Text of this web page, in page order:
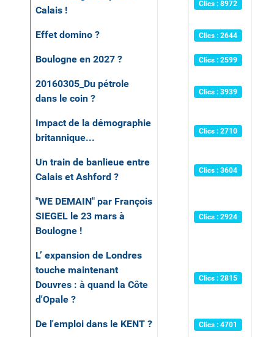
Calais !
Clics : 8972
Effet domino ? Clics : 2644
Boulogne en 2027 ? Clics : 2599
20160305_Du pétrole
dans le coin ?
Clics : 3939
Impact de la démographie
britannique...
Clics : 2710
Un train de banlieue entre
Calais et Ashford ?
Clics : 3604
"WE DEMAIN" par François
SIEGEL le 23 mars à
Boulogne !
Clics : 2924
L’ expansion de Londres
touche maintenant
Douvres : à quand la Côte
d'Opale ?
Clics : 2815
De l'emploi dans le KENT ? Clics : 4701